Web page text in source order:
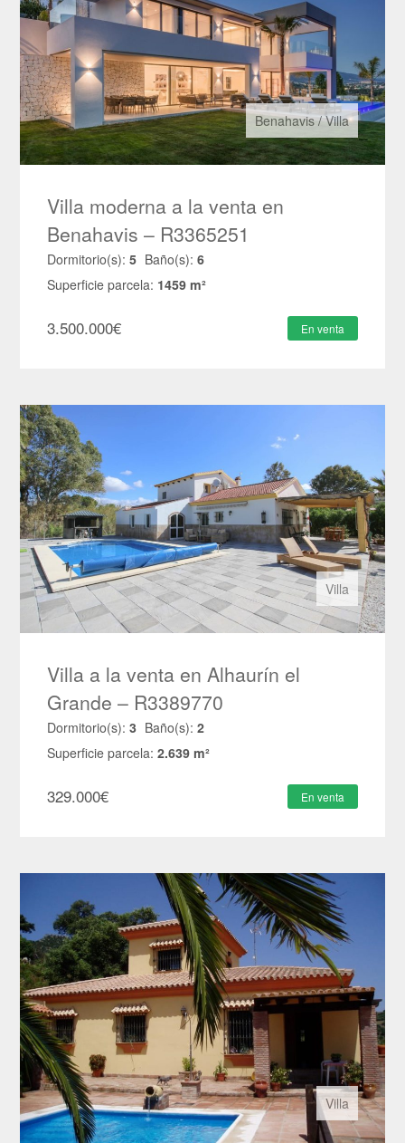
Benahavis/Villa
Villa moderna a la venta en
Benahavis – R3365251
Dormitorio(s): 5 Baño(s): 6
Superficie parcela: 1459 m²
3.500.000€ En venta
Villa
Villa a la venta en Alhaurín el
Grande – R3389770
Dormitorio(s): 3 Baño(s): 2
Superficie parcela: 2.639 m²
329.000€ En venta
Villa